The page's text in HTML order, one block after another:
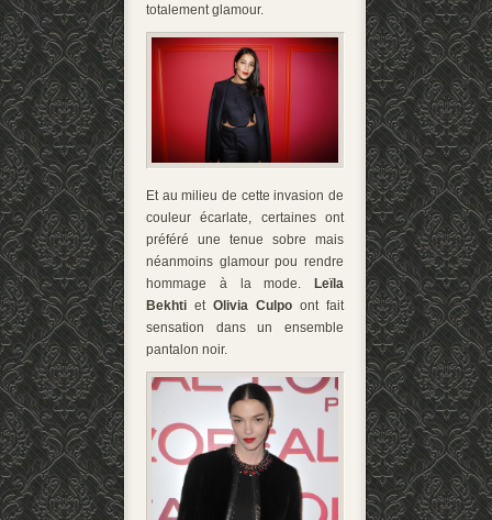
totalement glamour.
Et au milieu de cette invasion de
couleur écarlate, certaines ont
préféré une tenue sobre mais
néanmoins glamour pou rendre
hommage à la mode. Leïla
Bekhti et Olivia Culpo ont fait
sensation dans un ensemble
pantalon noir.